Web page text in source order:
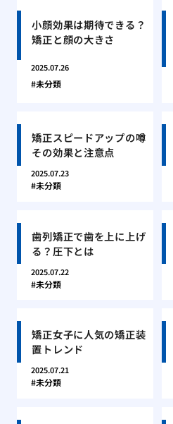
小顔効果は期待できる？
矯正と顔の大きさ
2025.07.26
未分類
矯正スピードアップの噂
その効果と注意点
2025.07.23
未分類
歯列矯正で歯を上に上げ
る？圧下とは
2025.07.22
未分類
矯正女子に人気の矯正装
置トレンド
2025.07.21
未分類